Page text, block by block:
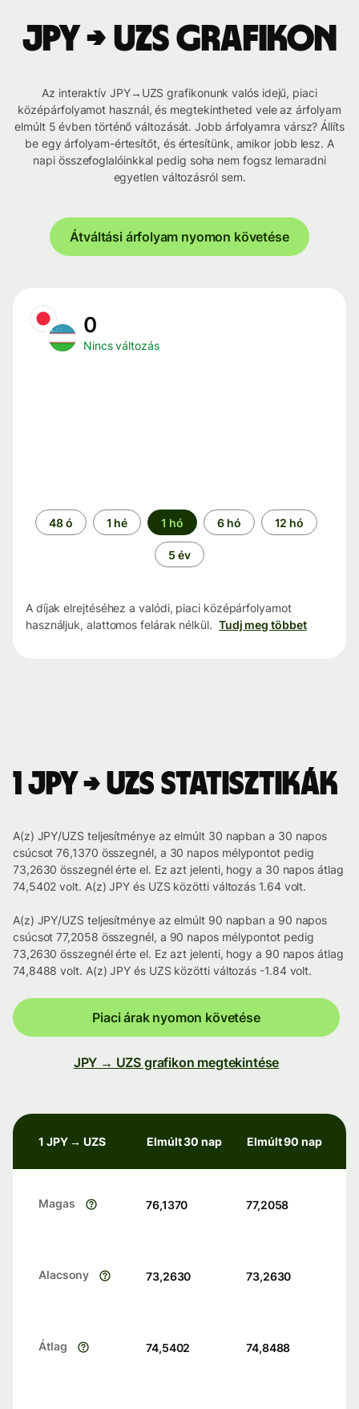
JPY → UZS grafikon
Az interaktív JPY→UZS grafikonunk valós idejű, piaci
középárfolyamot használ, és megtekintheted vele az árfolyam
elmúlt 5 évben történő változását. Jobb árfolyamra vársz? Állíts
be egy árfolyam-értesítőt, és értesítünk, amikor jobb lesz. A
napi összefoglalóinkkal pedig soha nem fogsz lemaradni
egyetlen változásról sem.
Átváltási árfolyam nyomon követése
0
Nincs változás
Időszak
48 ó 1 hé 1 hó 6 hó 12 hó
5 év
A díjak elrejtéséhez a valódi, piaci középárfolyamot
használjuk, alattomos felárak nélkül. Tudj meg többet
1 JPY → UZS statisztikák
A(z) JPY/UZS teljesítménye az elmúlt 30 napban a 30 napos
csúcsot 76,1370 összegnél, a 30 napos mélypontot pedig
73,2630 összegnél érte el. Ez azt jelenti, hogy a 30 napos átlag
74,5402 volt. A(z) JPY és UZS közötti változás 1.64 volt.
A(z) JPY/UZS teljesítménye az elmúlt 90 napban a 90 napos
csúcsot 77,2058 összegnél, a 90 napos mélypontot pedig
73,2630 összegnél érte el. Ez azt jelenti, hogy a 90 napos átlag
74,8488 volt. A(z) JPY és UZS közötti változás -1.84 volt.
Piaci árak nyomon követése
JPY → UZS grafikon megtekintése
1 JPY → UZS Elmúlt 30 nap Elmúlt 90 nap
Magas 76,1370 77,2058
Alacsony 73,2630 73,2630
Átlag 74,5402 74,8488